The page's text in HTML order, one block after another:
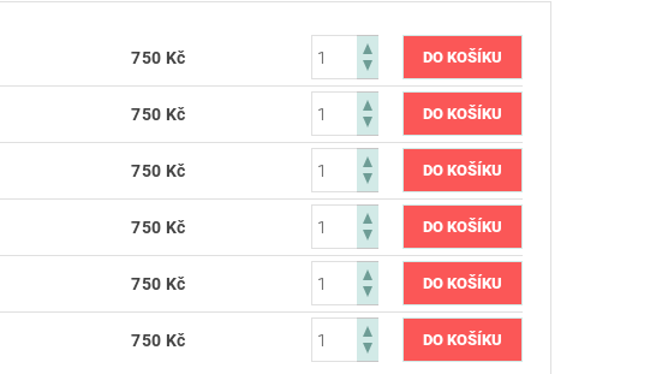
750 Kč
750 Kč
750 Kč
750 Kč
750 Kč
750 Kč